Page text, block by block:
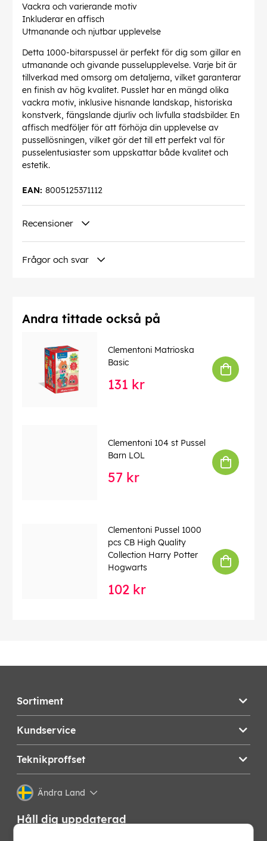
Vackra och varierande motiv
Inkluderar en affisch
Utmanande och njutbar upplevelse
Detta 1000-bitarspussel är perfekt för dig som gillar en
utmanande och givande pusselupplevelse. Varje bit är
tillverkad med omsorg om detaljerna, vilket garanterar
en finish av hög kvalitet. Pusslet har en mängd olika
vackra motiv, inklusive hisnande landskap, historiska
konstverk, fängslande djurliv och livfulla stadsbilder. En
affisch medföljer för att förhöja din upplevelse av
pussellösningen, vilket gör det till ett perfekt val för
pusselentusiaster som uppskattar både kvalitet och
estetik.
8005125371112
EAN:
Recensioner
Frågor och svar
Andra tittade också på
Clementoni Matrioska
Basic
131 kr
Clementoni 104 st Pussel
Barn LOL
57 kr
Clementoni Pussel 1000
pcs CB High Quality
Collection Harry Potter
Hogwarts
102 kr
Sortiment
Kundservice
Teknikproffset
Ändra Land
Håll dig uppdaterad